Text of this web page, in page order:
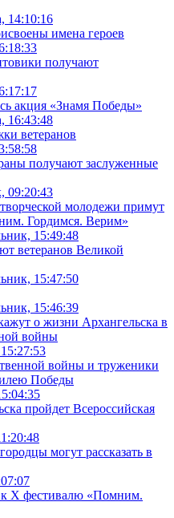
14:10:16
имена героев
получают
акция «Знамя Победы»
16:43:48
ветеранов
получают заслуженные
09:20:43
молодежи примут
Гордимся. Верим»
15:49:48
ветеранов Великой
15:47:50
15:46:39
о жизни Архангельска в
войны
войны и труженики
Победы
пройдет Всероссийская
могут рассказать в
к Х фестивалю «Помним.